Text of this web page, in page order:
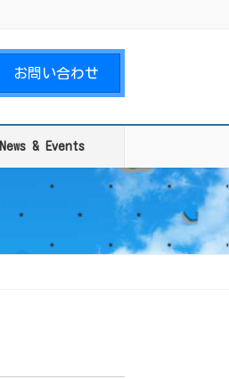
お問い合わせ
News & Events